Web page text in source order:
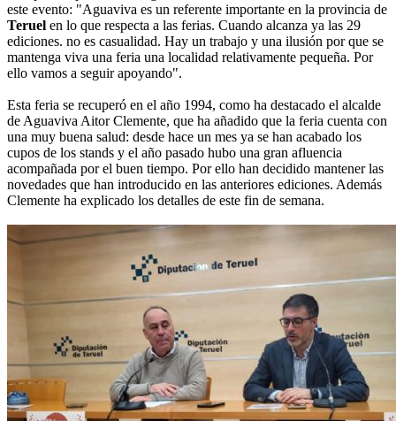
este evento: "Aguaviva es un referente importante en la provincia de
Teruel en lo que respecta a las ferias. Cuando alcanza ya las 29
ediciones. no es casualidad. Hay un trabajo y una ilusión por que se
mantenga viva una feria una localidad relativamente pequeña. Por
ello vamos a seguir apoyando".
Esta feria se recuperó en el año 1994, como ha destacado el alcalde
de Aguaviva Aitor Clemente, que ha añadido que la feria cuenta con
una muy buena salud: desde hace un mes ya se han acabado los
cupos de los stands y el año pasado hubo una gran afluencia
acompañada por el buen tiempo. Por ello han decidido mantener las
novedades que han introducido en las anteriores ediciones. Además
Clemente ha explicado los detalles de este fin de semana.